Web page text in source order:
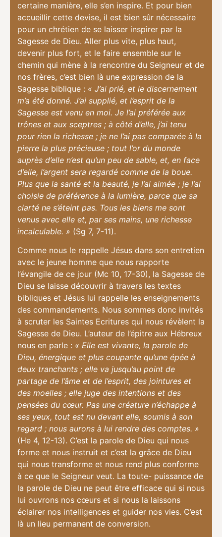
certaine manière, elle s’en inspire. Et pour bien
accueillir cette devise, il est bien sûr nécessaire
pour un chrétien de se laisser inspirer par la
Sagesse de Dieu. Aller plus vite, plus haut,
devenir plus fort, et le faire ensemble sur le
chemin qui mène à la rencontre du Seigneur et de
nos frères, c’est bien là une expression de la
Sagesse biblique : « J’ai prié, et le discernement
m’a été donné. J’ai supplié, et l’esprit de la
Sagesse est venu en moi. Je l’ai préférée aux
trônes et aux sceptres ; à côté d’elle, j’ai tenu
pour rien la richesse ; je ne l’ai pas comparée à la
pierre la plus précieuse ; tout l’or du monde
auprès d’elle n’est qu’un peu de sable, et, en face
d’elle, l’argent sera regardé comme de la boue.
Plus que la santé et la beauté, je l’ai aimée ; je l’ai
choisie de préférence à la lumière, parce que sa
clarté ne s’éteint pas. Tous les biens me sont
venus avec elle et, par ses mains, une richesse
incalculable. » (Sg 7, 7-11).
Comme nous le rappelle Jésus dans son entretien
avec le jeune homme que nous rapporte
l’évangile de ce jour (Mc 10, 17-30), la Sagesse de
Dieu se laisse découvrir à travers les textes
bibliques et Jésus lui rappelle les enseignements
des commandements. Nous sommes donc invités
à scruter les Saintes Ecritures qui nous révèlent la
Sagesse de Dieu. L’auteur de l’épitre aux Hébreux
nous en parle : « Elle est vivante, la parole de
Dieu, énergique et plus coupante qu’une épée à
deux tranchants ; elle va jusqu’au point de
partage de l’âme et de l’esprit, des jointures et
des moelles ; elle juge des intentions et des
pensées du cœur. Pas une créature n’échappe à
ses yeux, tout est nu devant elle, soumis à son
regard ; nous aurons à lui rendre des comptes. »
(He 4, 12-13). C’est la parole de Dieu qui nous
forme et nous instruit et c’est la grâce de Dieu
qui nous transforme et nous rend plus conforme
à ce que le Seigneur veut. La toute- puissance de
la parole de Dieu ne peut être efficace qui si nous
lui ouvrons nos cœurs et si nous la laissons
éclairer nos intelligences et guider nos vies. C’est
là un lieu permanent de conversion.